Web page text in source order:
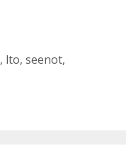
, lto, seenot,